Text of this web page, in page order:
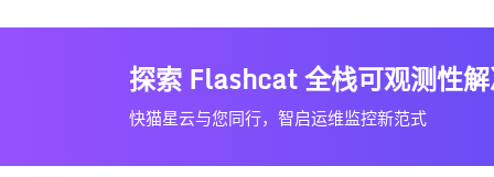
探索 Flashcat 全栈可观测性
快猫星云与您同行，智启运维监控新范式